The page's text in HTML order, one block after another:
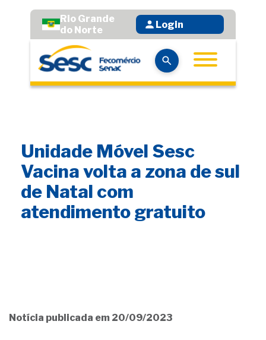
Rio Grande
do Norte
Login
Unidade Móvel Sesc
Vacina volta a zona de sul
de Natal com
atendimento gratuito
Notícia publicada em 20/09/2023